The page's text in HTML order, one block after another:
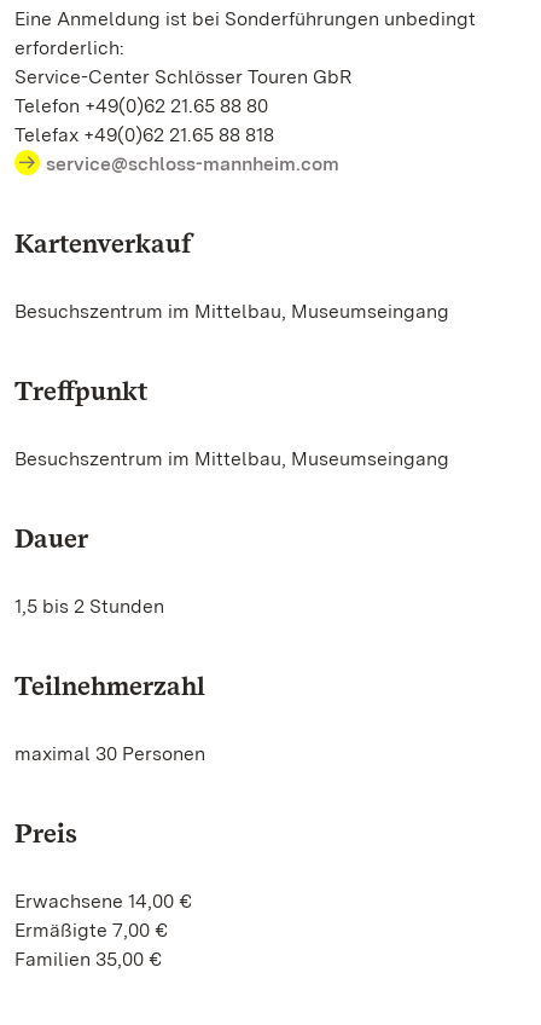
Eine Anmeldung ist bei Sonderführungen unbedingt
erforderlich:
Service-Center Schlösser Touren GbR
Telefon +49(0)62 21.65 88 80
Telefax +49(0)62 21.65 88 818
service@schloss-mannheim.com
Kartenverkauf
Besuchszentrum im Mittelbau, Museumseingang
Treffpunkt
Besuchszentrum im Mittelbau, Museumseingang
Dauer
1,5 bis 2 Stunden
Teilnehmerzahl
maximal 30 Personen
Preis
Erwachsene 14,00 €
Ermäßigte 7,00 €
Familien 35,00 €